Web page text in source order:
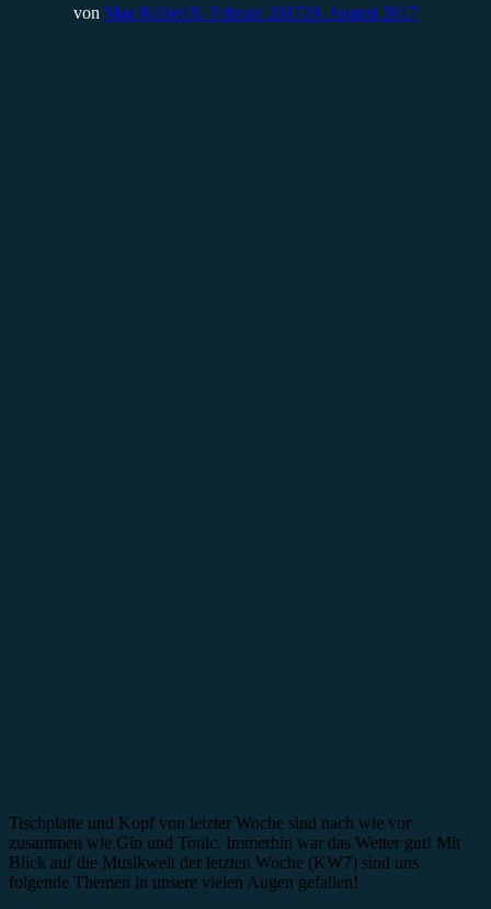
von Max Keller19. Februar 201729. August 2017
Tischplatte und Kopf von letzter Woche sind nach wie vor
zusammen wie Gin und Tonic. Immerhin war das Wetter gut! Mit
Blick auf die Musikwelt der letzten Woche (KW7) sind uns
folgende Themen in unsere vielen Augen gefallen!